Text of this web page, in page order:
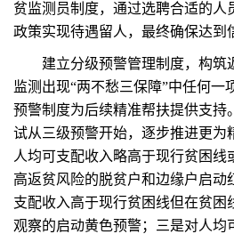
贫监测员制度，通过选聘合适的人
政策实现待遇留人，最终确保达到
建立分级预警管理制度，构筑
监测出现“两不愁三保障”中任何一
预警制度为后续精准帮扶提供支持
试从三级预警开始，逐步推进更为
人均可支配收入略高于现行贫困线
高返贫风险的脱贫户和边缘户启动
支配收入高于现行贫困线但在贫困
观察的启动黄色预警；三是对人均